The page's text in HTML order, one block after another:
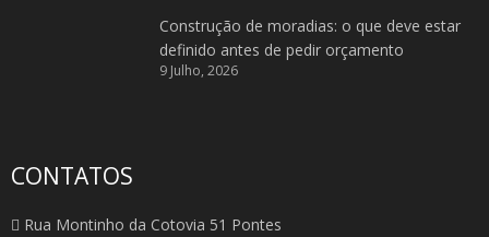
Construção de moradias: o que deve estar
definido antes de pedir orçamento
9 Julho, 2026
CONTATOS
Rua Montinho da Cotovia 51 Pontes